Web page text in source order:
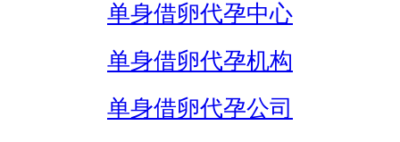
单身借卵代孕中心
单身借卵代孕机构
单身借卵代孕公司